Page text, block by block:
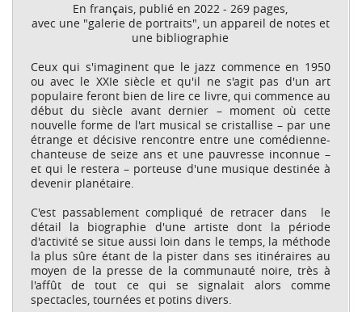
En français, publié en 2022 - 269 pages,
avec une "galerie de portraits", un appareil de notes et
une bibliographie
Ceux qui s'imaginent que le jazz commence en 1950
ou avec le XXIe siècle et qu'il ne s'agit pas d'un art
populaire feront bien de lire ce livre, qui commence au
début du siècle avant dernier – moment où cette
nouvelle forme de l'art musical se cristallise – par une
étrange et décisive rencontre entre une comédienne-
chanteuse de seize ans et une pauvresse inconnue –
et qui le restera – porteuse d'une musique destinée à
devenir planétaire.
C'est passablement compliqué de retracer dans le
détail la biographie d'une artiste dont la période
d'activité se situe aussi loin dans le temps, la méthode
la plus sûre étant de la pister dans ses itinéraires au
moyen de la presse de la communauté noire, très à
l'affût de tout ce qui se signalait alors comme
spectacles, tournées et potins divers.